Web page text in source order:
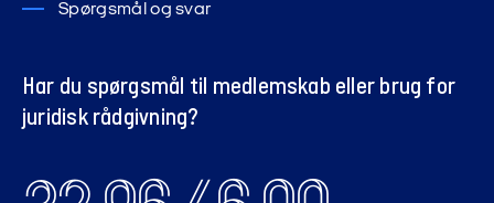
Spørgsmål og svar
Har du spørgsmål til medlemskab eller brug for
juridisk rådgivning?